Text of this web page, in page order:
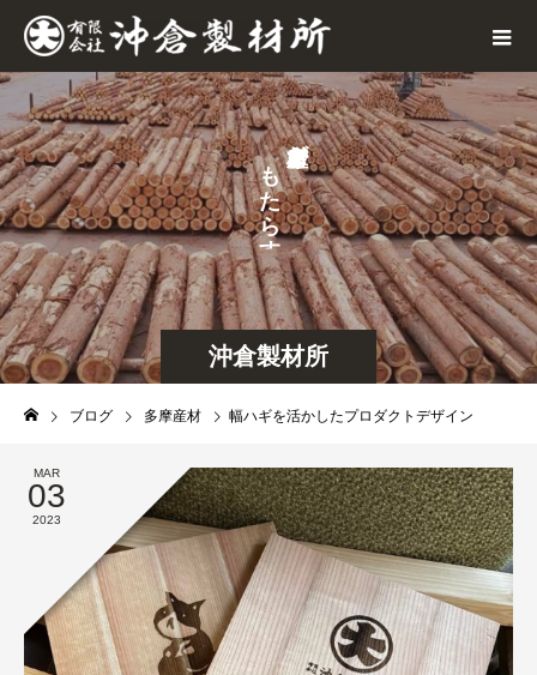
沖倉製材所
が
も
た
ら
す
ブログ 多摩産材 幅ハギを活かしたプロダクトデザイン
MAR
03
2023